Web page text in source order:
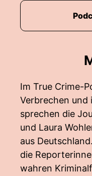
Im True Crime-
Verbrechen und
sprechen die
und Laura
aus
die
wahren